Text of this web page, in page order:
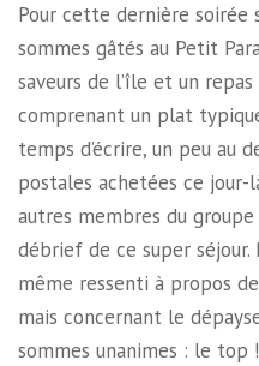
Pour cette dernière soirée
sommes gâtés au Petit
saveurs de l’île et un
comprenant un plat
temps d’écrire, un peu au
postales achetées ce jour-
autres membres du
débrief de ce super séjour.
même ressenti à propos
mais concernant le
sommes unanimes : le top !